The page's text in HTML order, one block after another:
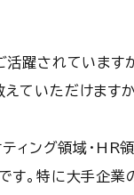
躍されています
ていただけますか
ィング領域・
す。特に大手企